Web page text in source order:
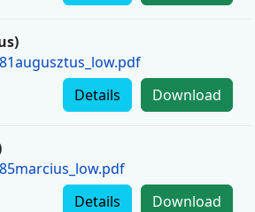
Download
Details
Download
Details